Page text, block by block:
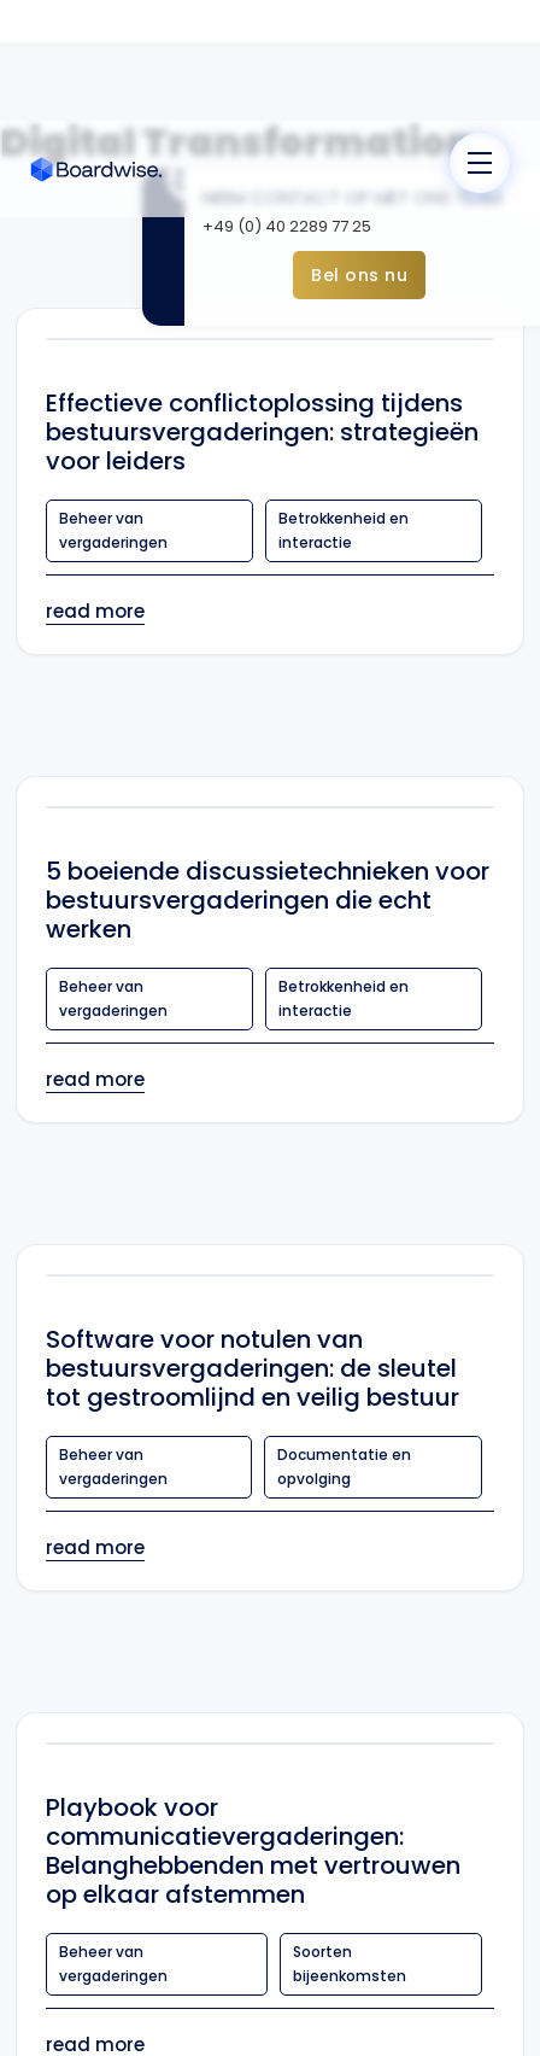
Digital Transformation
Effectieve conflictoplossing tijdens
bestuursvergaderingen: strategieën
voor leiders
Beheer van
vergaderingen
Betrokkenheid en
interactie
read more
5 boeiende discussietechnieken voor
bestuursvergaderingen die echt
werken
Beheer van
vergaderingen
Betrokkenheid en
interactie
read more
Software voor notulen van
bestuursvergaderingen: de sleutel
tot gestroomlijnd en veilig bestuur
Beheer van
vergaderingen
Documentatie en
opvolging
read more
Playbook voor
communicatievergaderingen:
Belanghebbenden met vertrouwen
op elkaar afstemmen
Beheer van
vergaderingen
Soorten
bijeenkomsten
read more
NEEM CONTACT OP MET ONS TEAM
+49 (0) 40 2289 77 25
Bel ons nu